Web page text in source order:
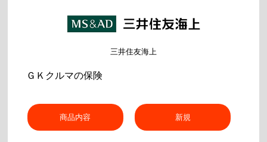
三井住友海上
ＧＫクルマの保険
商品内容 新規